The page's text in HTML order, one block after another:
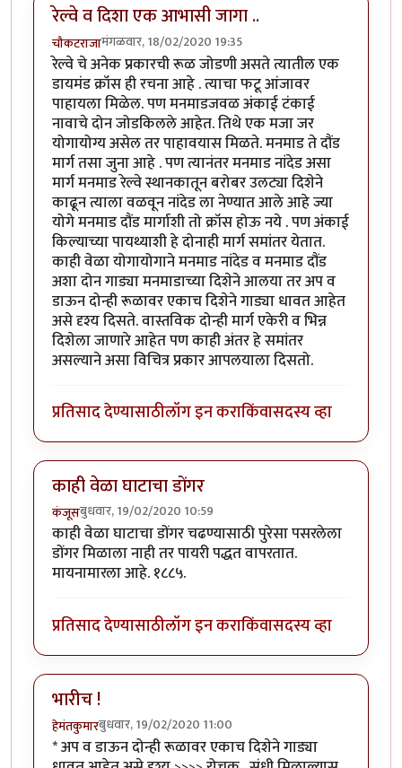
रेल्वे व दिशा एक आभासी जागा ..
चौकटराजामंगळवार, 18/02/2020 19:35
रेल्वे चे अनेक प्रकारची रूळ जोडणी असते त्यातील एक
डायमंड क्रॉस ही रचना आहे . त्याचा फटू आंजावर
पाहायला मिळेल. पण मनमाडजवळ अंकाई टंकाई
नावाचे दोन जोडकिलले आहेत. तिथे एक मजा जर
योगायोग्य असेल तर पाहावयास मिळते. मनमाड ते दौंड
मार्ग तसा जुना आहे . पण त्यानंतर मनमाड नांदेड असा
मार्ग मनमाड रेल्वे स्थानकातून बरोबर उलट्या दिशेने
काढून त्याला वळवून नांदेड ला नेण्यात आले आहे ज्या
योगे मनमाड दौंड मार्गाशी तो क्रॉस होऊ नये . पण अंकाई
किल्याच्या पायथ्याशी हे दोनाही मार्ग समांतर येतात.
काही वेळा योगायोगाने मनमाड नांदेड व मनमाड दौंड
अशा दोन गाड्या मनमाडाच्या दिशेने आलया तर अप व
डाऊन दोन्ही रूळावर एकाच दिशेने गाड्या धावत आहेत
असे दृश्य दिसते. वास्तविक दोन्ही मार्ग एकेरी व भिन्न
दिशेला जाणारे आहेत पण काही अंतर हे समांतर
असल्याने असा विचित्र प्रकार आपलयाला दिसतो.
प्रतिसाद देण्यासाठीलॉग इन कराकिंवासदस्य व्हा
काही वेळा घाटाचा डोंगर
कंजूसबुधवार, 19/02/2020 10:59
काही वेळा घाटाचा डोंगर चढण्यासाठी पुरेसा पसरलेला
डोंगर मिळाला नाही तर पायरी पद्धत वापरतात.
मायनामारला आहे. १८८५.
प्रतिसाद देण्यासाठीलॉग इन कराकिंवासदस्य व्हा
भारीच !
हेमंतकुमारबुधवार, 19/02/2020 11:00
* अप व डाऊन दोन्ही रूळावर एकाच दिशेने गाड्या